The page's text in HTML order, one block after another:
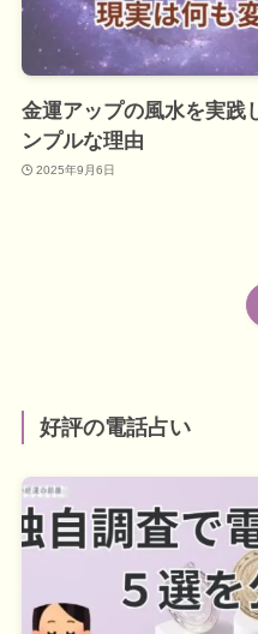
金運アップの風水を実践
ンプルな理由
2025年9月6日
好評の電話占い